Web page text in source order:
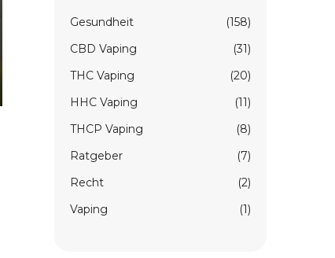
Gesundheit
(158)
CBD Vaping
(31)
THC Vaping
(20)
HHC Vaping
(11)
THCP Vaping
(8)
Ratgeber
(7)
Recht
(2)
Vaping
(1)